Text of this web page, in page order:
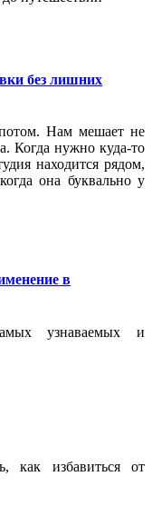
без лишних
Нам мешает не
Когда нужно куда-то
находится рядом,
она буквально у
в
узнаваемых и
как избавиться от